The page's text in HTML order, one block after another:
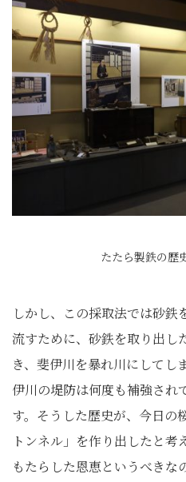
たたら製鉄の歴
しかし、この採取法では砂
流すために、砂鉄を取り出し
き、斐伊川を暴れ川にしてし
伊川の堤防は何度も補強され
す。そうした歴史が、今日の
トンネル」を作り出したと
もたらした恩恵というべき